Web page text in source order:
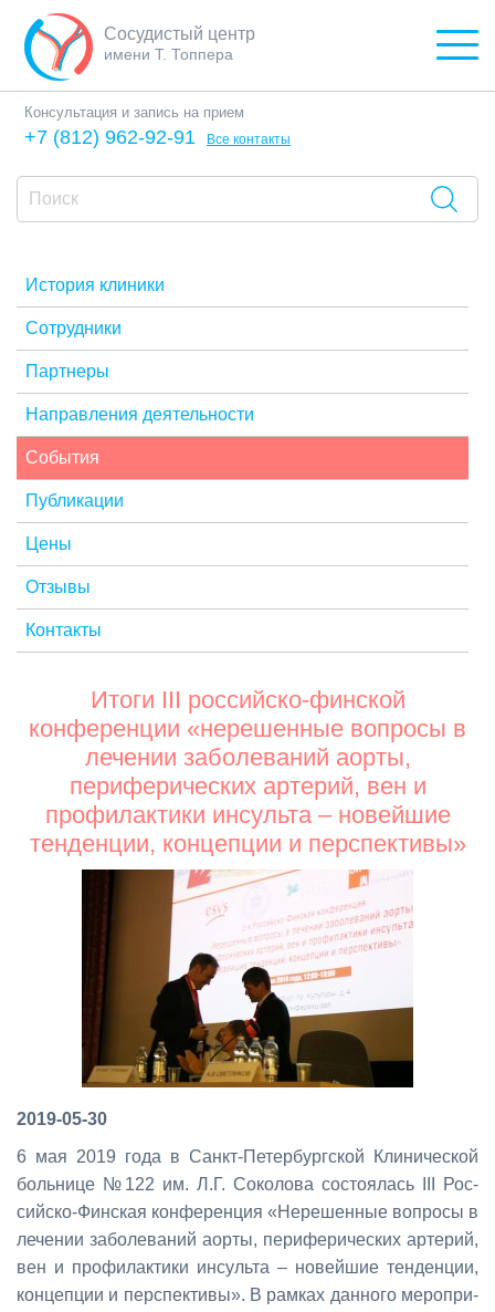
Сосудистый центр
имени Т. Топпера
Консультация и запись на прием
+7 (812) 962-92-91 Все контакты
История клиники
Сотрудники
Партнеры
Направления деятельности
События
Публикации
Цены
Отзывы
Контакты
Итоги III российско-финской
конференции «нерешенные вопросы в
лечении заболеваний аорты,
периферических артерий, вен и
профилактики инсульта – новейшие
тенденции, концепции и перспективы»
2019-05-30
6 мая 2019 го­да в Санкт-Пе­тер­бург­ской Кли­ни­че­ской
боль­ни­це №122 им. Л.Г. Со­ко­ло­ва со­сто­я­лась III Рос­
сий­ско-Фин­ская кон­фе­рен­ция «Нере­шен­ные во­про­сы в
ле­че­нии за­бо­ле­ва­ний аор­ты, пе­ри­фе­ри­че­ских ар­те­рий,
вен и про­фи­лак­ти­ки ин­суль­та – но­вей­шие тен­ден­ции,
кон­цеп­ции и пер­спек­ти­вы». В рам­ках дан­но­го ме­ро­при­